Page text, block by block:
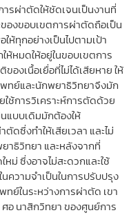
รผ่าตัดให้ชัดเจนเป็นงานที่
องขอบเขตการผ่าตัดถือเป็น
ทุกอย่างเป็นไปตามเป้า
ห้หมดให้อยู่ในขอบเขตการ
งเนื้อเยื่อที่ไม่ได้เสียหาย ให้
ทย์และนักพยาธิวิทยาจึงมัก
ช้การวิเคราะห์การตัดด้วย
นแบบเดิมมักต้องให้
ดซึ่งทำให้เสียเวลา และไม่
ธิวิทยา และหลังจากที่
ม่ ซึ่งอาจไม่สะดวกและใช้
ความจำเป็นในการปรับปรุง
ย์ในระหว่างการผ่าตัด เขา
อ นาสิกวิทยา ของศูนย์การ